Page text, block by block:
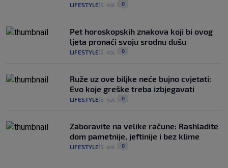
LIFESTYLE 5. kol. 0
Pet horoskopskih znakova koji bi ovog
ljeta pronaći svoju srodnu dušu
LIFESTYLE 5. kol. 0
Ruže uz ove biljke neće bujno cvjetati:
Evo koje greške treba izbjegavati
LIFESTYLE 5. kol. 0
Zaboravite na velike račune: Rashladite
dom pametnije, jeftinije i bez klime
LIFESTYLE 5. kol. 0